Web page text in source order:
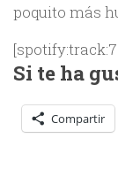
poquito más
Si te ha
Compartir